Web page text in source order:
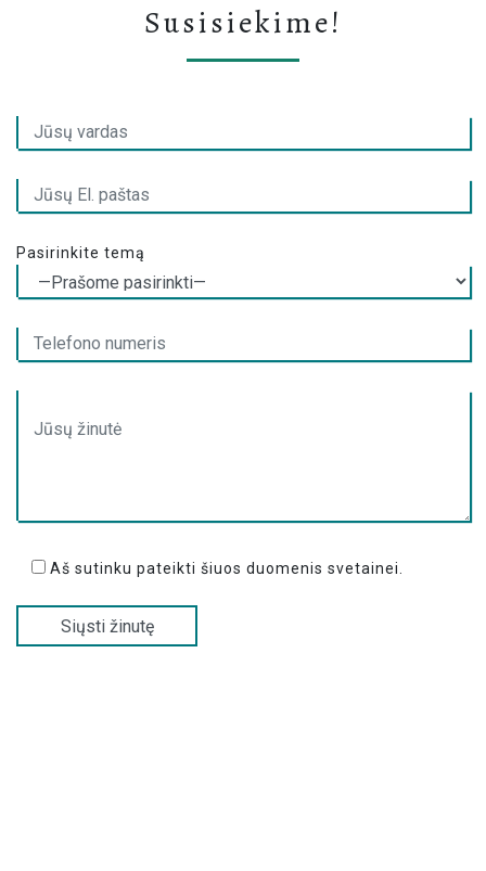
Nuotolinė pagalba
Susisiekime!
Pasirinkite temą
Aš sutinku pateikti šiuos duomenis svetainei.